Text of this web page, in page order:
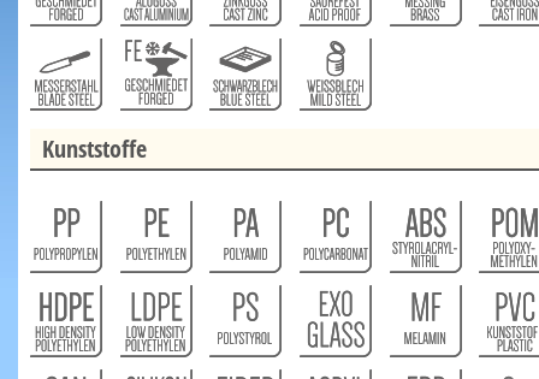
Kunststoffe